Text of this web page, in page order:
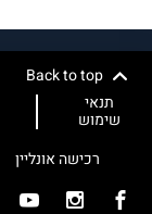
Back to top
תנאי
שימוש
רכישה אונליין